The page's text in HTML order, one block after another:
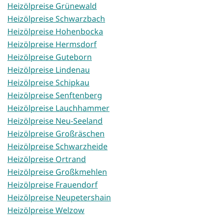
Heizölpreise Grünewald
Heizölpreise Schwarzbach
Heizölpreise Hohenbocka
Heizölpreise Hermsdorf
Heizölpreise Guteborn
Heizölpreise Lindenau
Heizölpreise Schipkau
Heizölpreise Senftenberg
Heizölpreise Lauchhammer
Heizölpreise Neu-Seeland
Heizölpreise Großräschen
Heizölpreise Schwarzheide
Heizölpreise Ortrand
Heizölpreise Großkmehlen
Heizölpreise Frauendorf
Heizölpreise Neupetershain
Heizölpreise Welzow